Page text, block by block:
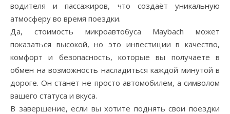
водителя и пассажиров, что создаёт уникальную
атмосферу во время поездки.
Да, стоимость микроавтобуса Maybach может
показаться высокой, но это инвестиции в качество,
комфорт и безопасность, которые вы получаете в
обмен на возможность насладиться каждой минутой в
дороге. Он станет не просто автомобилем, а символом
вашего статуса и вкуса.
В завершение, если вы хотите поднять свои поездки